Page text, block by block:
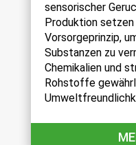
sensorischer
Produktion
Vorsorgeprinzip,
Substanzen zu
Chemikalien und
Rohstoffe